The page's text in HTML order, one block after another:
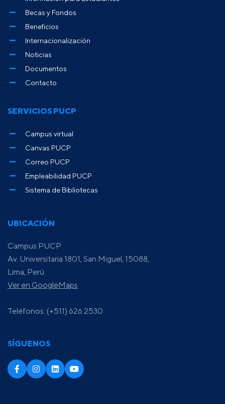
UBICACIÓN
Campus PUCP
Av. Universitaria 1801, San Miguel, 15088,
Lima, Perú
Ver en GoogleMaps
Teléfonos: (+511) 626 2530
SÍGUENOS
Becas y Fondos
Beneficios
Internacionalización
Noticias
Documentos
Contacto
SERVICIOS PUCP
Campus virtual
Canvas PUCP
Correo PUCP
Empleabilidad PUCP
Sistema de Bibliotecas